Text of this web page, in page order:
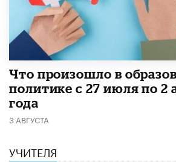
​Что произошло в
политике с 27 июля по 2
года
3 АВГУСТА
УЧИТЕЛЯ